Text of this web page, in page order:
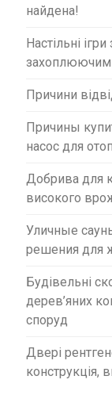
найдена!
Настільні
Причини
Причины
насос для
Добрива для
високого
Уличные
решения для
Будівельні
дерев’яних
споруд
Двері
конструкція,